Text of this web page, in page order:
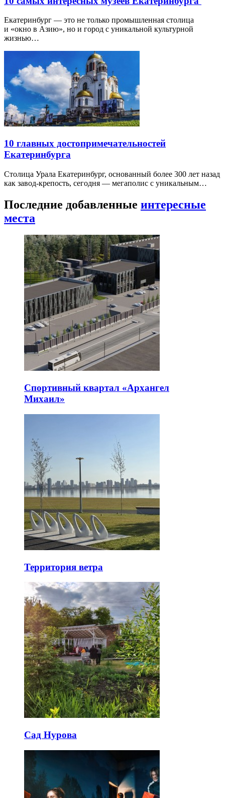
Екатеринбург — это не только промышленная столица
и «окно в Азию», но и город с уникальной культурной
жизнью…
10 главных достопримечательностей
Екатеринбурга
Столица Урала Екатеринбург, основанный более 300 лет назад
как завод-крепость, сегодня — мегаполис с уникальным…
Последние добавленные интересные
места
Спортивный квартал «Архангел
Михаил»
Территория ветра
Сад Нурова